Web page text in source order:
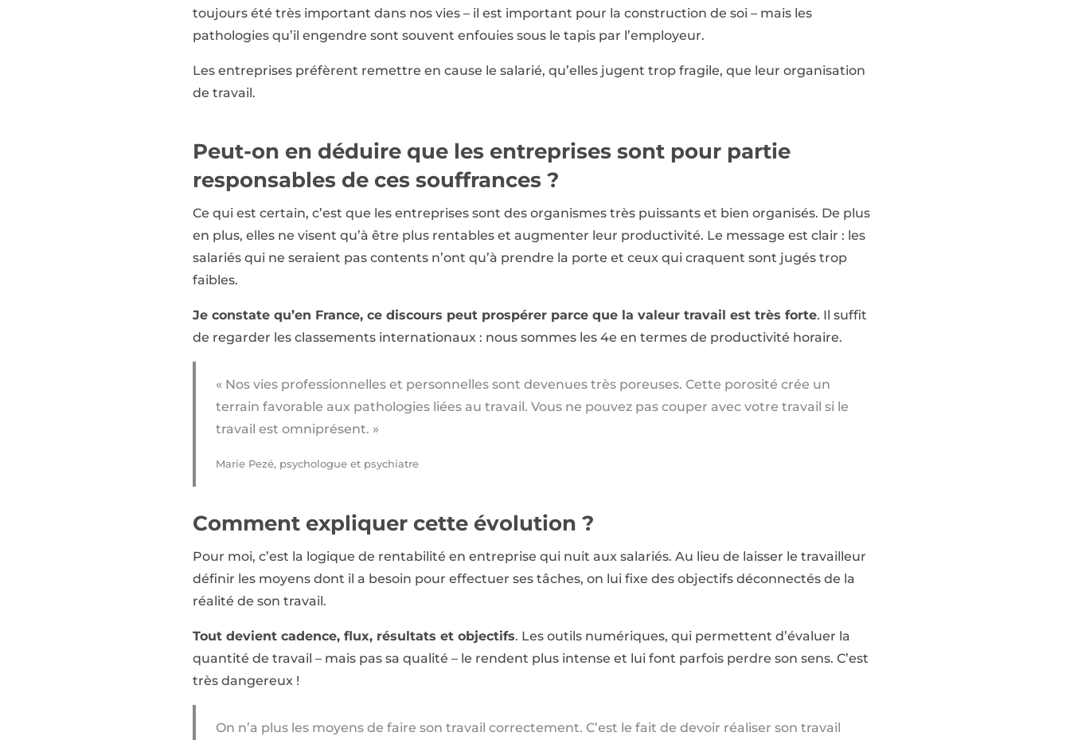
toujours été très important dans nos vies – il est important pour la construction de soi – mais les
pathologies qu’il engendre sont souvent enfouies sous le tapis par l’employeur.
Les entreprises préfèrent remettre en cause le salarié, qu’elles jugent trop fragile, que leur organisation
de travail.
Peut-on en déduire que les entreprises sont pour partie
responsables de ces souffrances ?
Ce qui est certain, c’est que les entreprises sont des organismes très puissants et bien organisés. De plus
en plus, elles ne visent qu’à être plus rentables et augmenter leur productivité. Le message est clair : les
salariés qui ne seraient pas contents n’ont qu’à prendre la porte et ceux qui craquent sont jugés trop
faibles.
Je constate qu’en France, ce discours peut prospérer parce que la valeur travail est très forte. Il suffit
de regarder les classements internationaux : nous sommes les 4e en termes de productivité horaire.
« Nos vies professionnelles et personnelles sont devenues très poreuses. Cette porosité crée un
terrain favorable aux pathologies liées au travail. Vous ne pouvez pas couper avec votre travail si le
travail est omniprésent. »
Marie Pezé, psychologue et psychiatre
Comment expliquer cette évolution ?
Pour moi, c’est la logique de rentabilité en entreprise qui nuit aux salariés. Au lieu de laisser le travailleur
définir les moyens dont il a besoin pour effectuer ses tâches, on lui fixe des objectifs déconnectés de la
réalité de son travail.
Tout devient cadence, flux, résultats et objectifs. Les outils numériques, qui permettent d’évaluer la
quantité de travail – mais pas sa qualité – le rendent plus intense et lui font parfois perdre son sens. C’est
très dangereux !
On n’a plus les moyens de faire son travail correctement. C’est le fait de devoir réaliser son travail